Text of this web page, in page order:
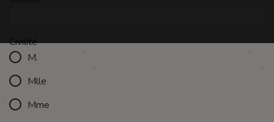
Civilité
M.
Mlle
Mme